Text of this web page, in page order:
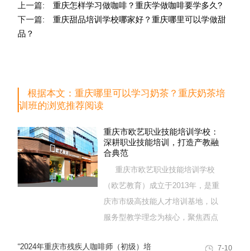
上一篇:
重庆怎样学习做咖啡？重庆学做咖啡要学多久?
下一篇:
重庆甜品培训学校哪家好？重庆哪里可以学做甜
品？
根据本文：重庆哪里可以学习奶茶？重庆奶茶培
训班的浏览推荐阅读
重庆市欧艺职业技能培训学校：
深耕职业技能培训，打造产教融
合典范
重庆市欧艺职业技能培训学校
（欧艺教育）成立于2013年，是重
庆市市级高技能人才培训基地，以
服务型教学理念为核心，聚焦西点
十余载，致力于培养兼具社会责任
“2024年重庆市残疾人咖啡师（初级）培
7-10